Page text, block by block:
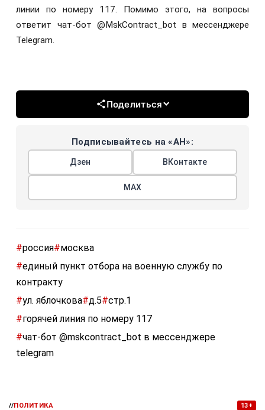
линии по номеру 117. Помимо этого, на вопросы
ответит чат-бот @MskContract_bot в мессенджере
Telegram.
Поделиться
Подписывайтесь на «АН»:
Дзен ВКонтакте
МАХ
#россия#москва
#единый пункт отбора на военную службу по
контракту
#ул. яблочкова#д.5#стр.1
#горячей линия по номеру 117
#чат-бот @mskcontract_bot в мессенджере
telegram
//ПОЛИТИКА 13+